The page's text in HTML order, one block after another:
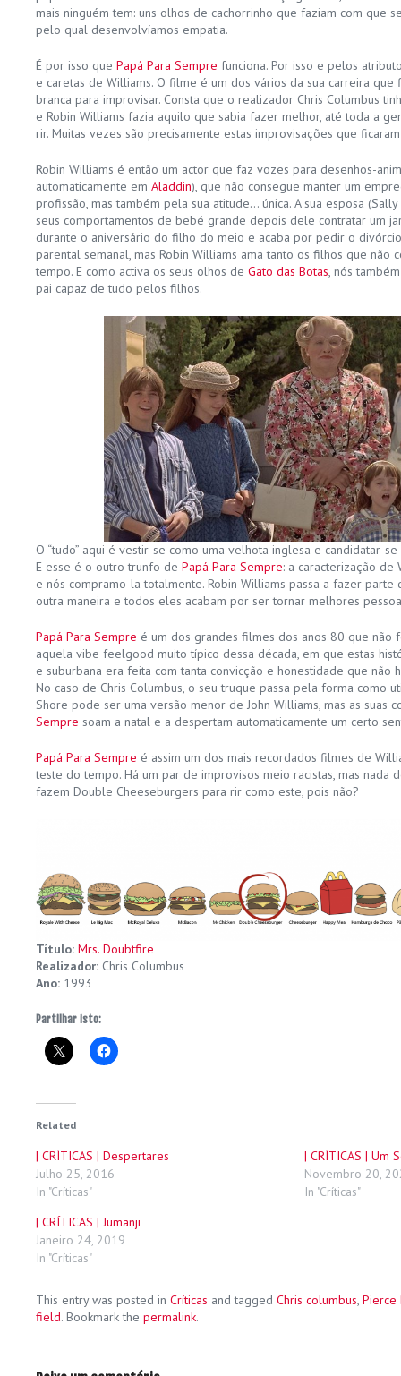
mais ninguém tem: uns olhos de cachorrinho que faziam com que
pelo qual desenvolvíamos empatia.
É por isso que Papá Para Sempre funciona. Por isso e pelos
e caretas de Williams. O filme é um dos vários da sua carreira
branca para improvisar. Consta que o realizador Chris Columbus
e Robin Williams fazia aquilo que sabia fazer melhor, até toda a
rir. Muitas vezes são precisamente estas improvisações que
Robin Williams é então um actor que faz vozes para desenhos-
automaticamente em Aladdin), que não consegue manter um
profissão, mas também pela sua atitude… única. A sua esposa
seus comportamentos de bebé grande depois dele contratar um
durante o aniversário do filho do meio e acaba por pedir o
parental semanal, mas Robin Williams ama tanto os filhos que não
tempo. E como activa os seus olhos de Gato das Botas, nós
pai capaz de tudo pelos filhos.
O “tudo” aqui é vestir-se como uma velhota inglesa e candidatar-
E esse é o outro trunfo de Papá Para Sempre: a caracterização de
e nós compramo-la totalmente. Robin Williams passa a fazer
outra maneira e todos eles acabam por ser tornar melhores
Papá Para Sempre é um dos grandes filmes dos anos 80 que não
aquela vibe feelgood muito típico dessa década, em que estas
e suburbana era feita com tanta convicção e honestidade que não
No caso de Chris Columbus, o seu truque passa pela forma como
Shore pode ser uma versão menor de John Williams, mas as suas
Sempre soam a natal e a despertam automaticamente um certo
Papá Para Sempre é assim um dos mais recordados filmes de
teste do tempo. Há um par de improvisos meio racistas, mas nada
fazem Double Cheeseburgers para rir como este, pois não?
Título: Mrs. Doubtfire
Realizador: Chris Columbus
Ano: 1993
Partilhar isto:
Related
| CRÍTICAS | Despertares
Julho 25, 2016
In "Críticas"
| CRÍTICAS | Um
Novembro 20,
In "Críticas"
| CRÍTICAS | Jumanji
Janeiro 24, 2019
In "Críticas"
This entry was posted in Críticas and tagged Chris columbus, Pierce
field. Bookmark the permalink.